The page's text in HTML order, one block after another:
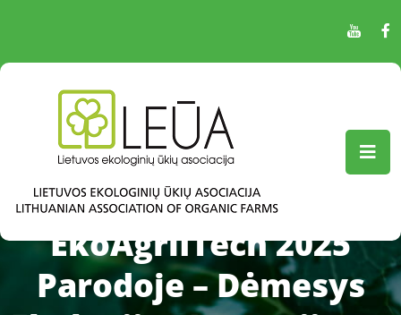
EkoAgriITech 2025
Parodoje – Dėmesys